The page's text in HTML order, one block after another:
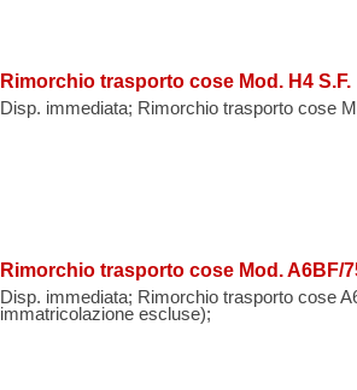
Rimorchio trasporto cose Mod. H4 S.F.
Disp. immediata; Rimorchio trasporto cose
Rimorchio trasporto cose Mod. A6BF/
Disp. immediata; Rimorchio trasporto cose
immatricolazione escluse);